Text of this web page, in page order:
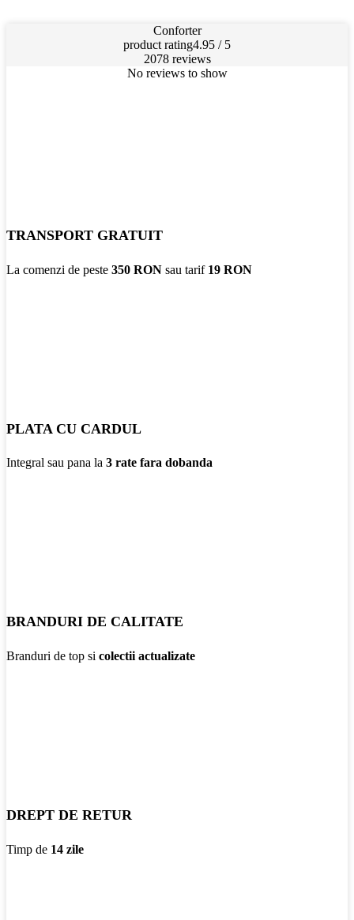
Conforter
product rating4.95 / 5
2078 reviews
No reviews to show
TRANSPORT GRATUIT
La comenzi de peste 350 RON sau tarif 19 RON
PLATA CU CARDUL
Integral sau pana la 3 rate fara dobanda
BRANDURI DE CALITATE
Branduri de top si colectii actualizate
DREPT DE RETUR
Timp de 14 zile